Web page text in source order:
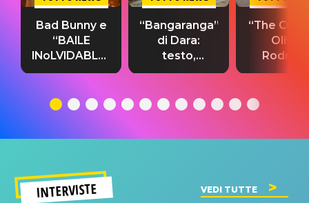
Bad Bunny e
“BAILE
INoLVIDABLE”:
testo,
significato
“Bangaranga”
di Dara:
testo,
traduzione e
del singolo
“The
Olivia
testo,
INTERVISTE VEDI TUTTE